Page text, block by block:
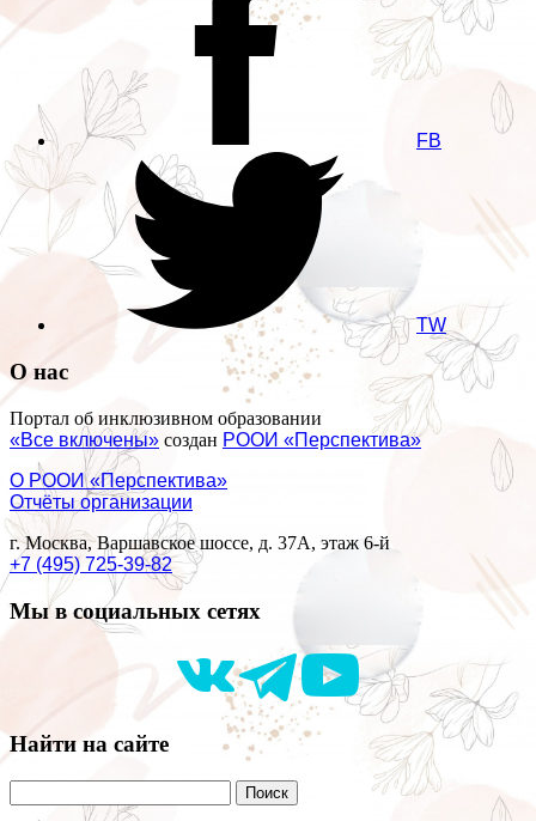
FB
TW
О нас
Портал об инклюзивном образовании
«Все включены» создан РООИ «Перспектива»
О РООИ «Перспектива»
Отчёты организации
г. Москва, Варшавское шоссе, д. 37А, этаж 6-й
+7 (495) 725-39-82
Мы в социальных сетях
Найти на сайте